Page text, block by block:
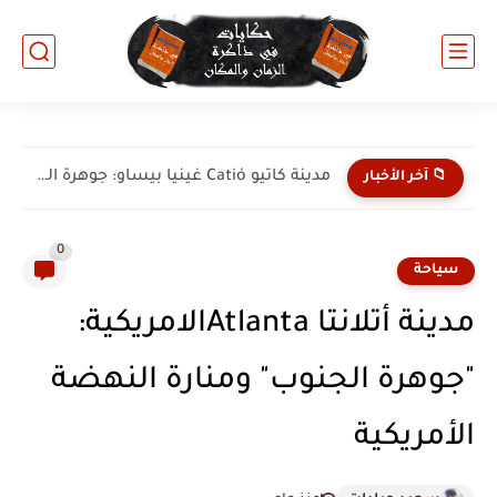
📁 آخر الأخبار مدينة كاتيو Catió غينيا بيساو: جوهرة الساحل الجنوبي والطبيعة البكر
سياحة
0
مدينة أتلانتا Atlantaالامريكية:
"جوهرة الجنوب" ومنارة النهضة
الأمريكية